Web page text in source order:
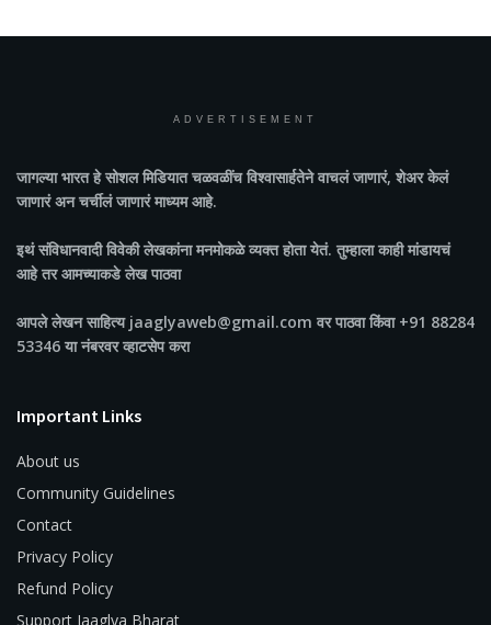
ADVERTISEMENT
जागल्या भारतहे सोशल मिडियात चळवळींच विश्वासार्हतेने वाचलं जाणारं, शेअर केलं
जाणारं अन चर्चीलं जाणारं माध्यम आहे.
इथं संविधानवादी विवेकी लेखकांना मनमोकळे व्यक्त होता येतं. तुम्हाला काही मांडायचं
आहे तर आमच्याकडे लेख पाठवा
आपले लेखन साहित्य jaaglyaweb@gmail.com वर पाठवा किंवा +91 88284
53346 या नंबरवर व्हाटसेप करा
Important Links
About us
Community Guidelines
Contact
Privacy Policy
Refund Policy
Support Jaaglya Bharat